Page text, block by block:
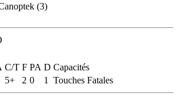
(3)
C/T F PA D Capacités
5+ 2 0 1 Touches Fatales